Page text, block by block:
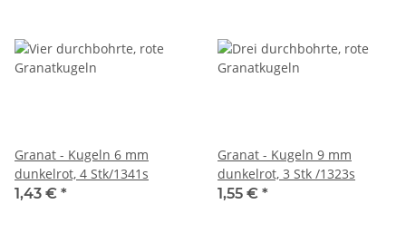
Granat - Kugeln 6 mm
dunkelrot, 4 Stk/1341s
1,43 € *
Granat - Kugeln 9 mm
dunkelrot, 3 Stk /1323s
1,55 € *